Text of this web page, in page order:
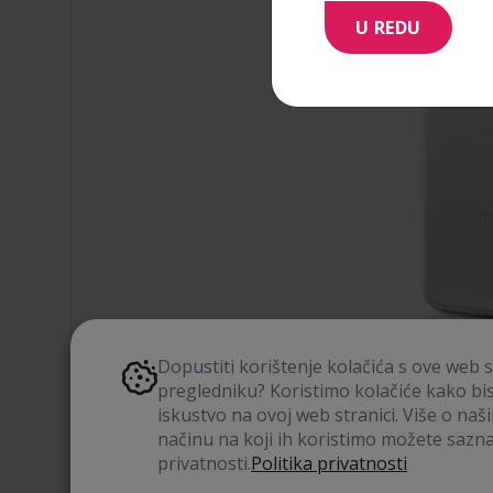
Dopustiti korištenje kolačića s ove web
pregledniku? Koristimo kolačiće kako
iskustvo na ovoj web stranici. Više o
načinu na koji ih koristimo možete
privatnosti.Politika privatnosti
U REDU